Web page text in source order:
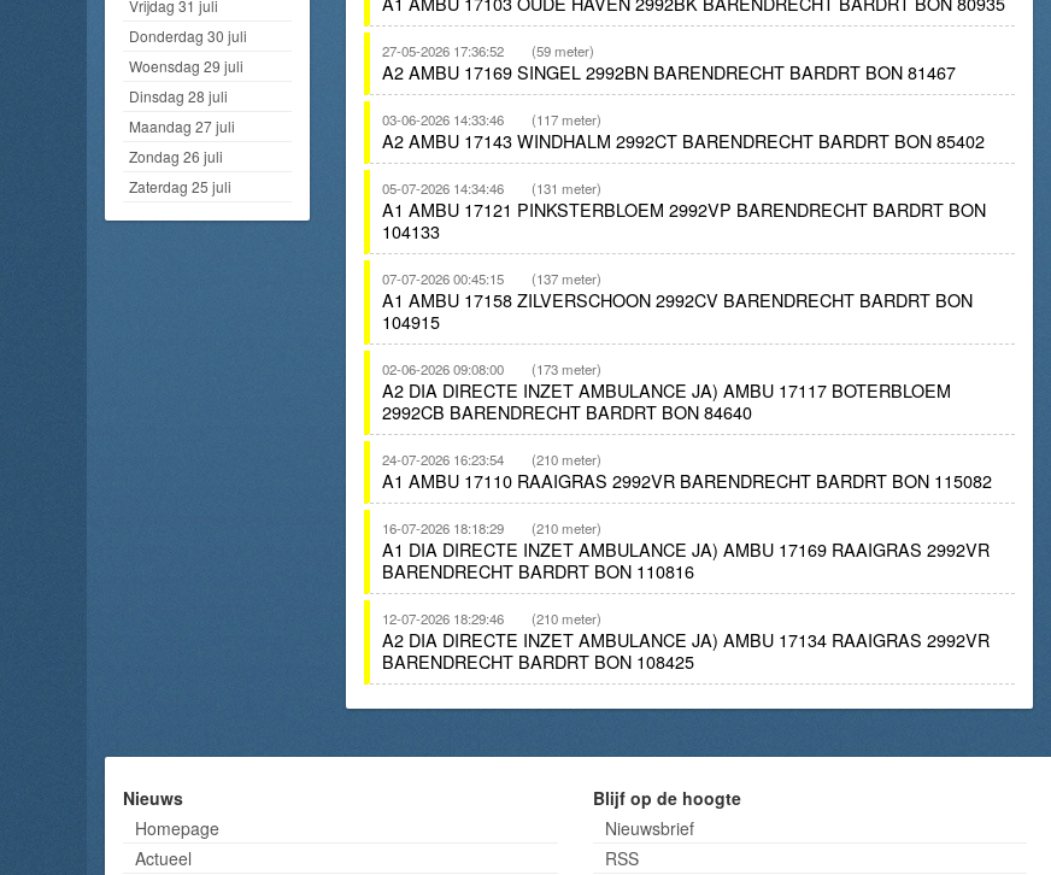
Vrijdag 31 juli
Donderdag 30 juli
Woensdag 29 juli
Dinsdag 28 juli
Maandag 27 juli
Zondag 26 juli
Zaterdag 25 juli
27-05-2026 17:36:52 (59 meter)
A2 AMBU 17169 SINGEL 2992BN BARENDRECHT BARDRT BON 81467
03-06-2026 14:33:46 (117 meter)
A2 AMBU 17143 WINDHALM 2992CT BARENDRECHT BARDRT BON 85402
05-07-2026 14:34:46 (131 meter)
A1 AMBU 17121 PINKSTERBLOEM 2992VP BARENDRECHT BARDRT BON
104133
07-07-2026 00:45:15 (137 meter)
A1 AMBU 17158 ZILVERSCHOON 2992CV BARENDRECHT BARDRT BON
104915
02-06-2026 09:08:00 (173 meter)
A2 DIA DIRECTE INZET AMBULANCE JA) AMBU 17117 BOTERBLOEM
2992CB BARENDRECHT BARDRT BON 84640
24-07-2026 16:23:54 (210 meter)
A1 AMBU 17110 RAAIGRAS 2992VR BARENDRECHT BARDRT BON 115082
16-07-2026 18:18:29 (210 meter)
A1 DIA DIRECTE INZET AMBULANCE JA) AMBU 17169 RAAIGRAS 2992VR
BARENDRECHT BARDRT BON 110816
12-07-2026 18:29:46 (210 meter)
A2 DIA DIRECTE INZET AMBULANCE JA) AMBU 17134 RAAIGRAS 2992VR
BARENDRECHT BARDRT BON 108425
Nieuws
Homepage
Actueel
Blijf op de hoogte
Nieuwsbrief
RSS